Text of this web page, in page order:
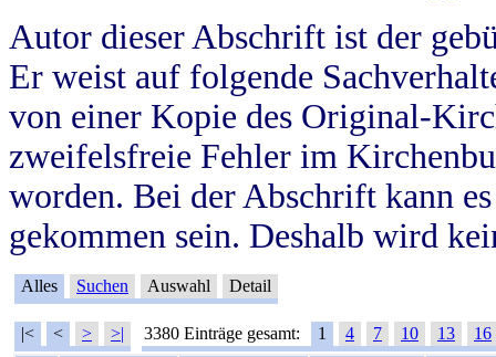
Autor dieser Abschrift ist der
Er weist auf folgende
von einer Kopie des Original-
zweifelsfreie Fehler im
worden. Bei der Abschrift kann
gekommen sein. Deshalb wird
Alles Suchen Auswahl Detail
|< < > >| 3380 Einträge gesamt: 1 4 7 10 13
16